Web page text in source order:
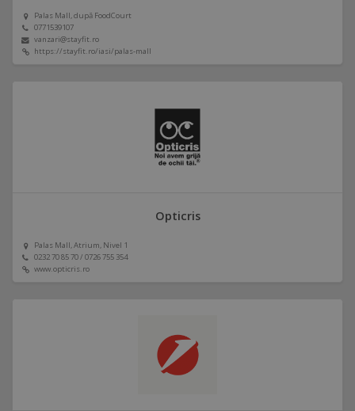
Palas Mall, după FoodCourt
0771539107
vanzari@stayfit.ro
https://stayfit.ro/iasi/palas-mall
Opticris
Palas Mall, Atrium, Nivel 1
0232 70 85 70 / 0726 755 354
www.opticris.ro